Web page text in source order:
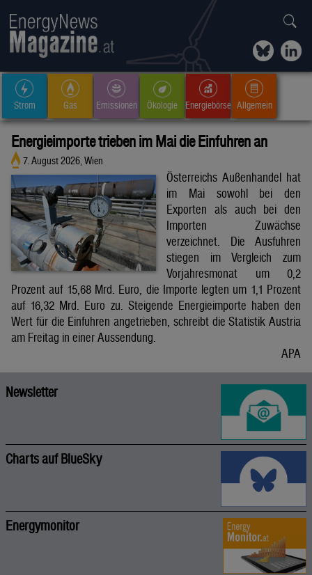
Strom Gas Emissionen Ökologie Energiebörse Allgemein
Energieimporte trieben im Mai die Einfuhren an
7. August 2026, Wien
Österreichs Außenhandel hat
im Mai sowohl bei den
Exporten als auch bei den
Importen Zuwächse
verzeichnet. Die Ausfuhren
stiegen im Vergleich zum
Vorjahresmonat um 0,2
Prozent auf 15,68 Mrd. Euro, die Importe legten um 1,1 Prozent
auf 16,32 Mrd. Euro zu. Steigende Energieimporte haben den
Wert für die Einfuhren angetrieben, schreibt die Statistik Austria
am Freitag in einer Aussendung.
APA
Newsletter
Charts auf BlueSky
Energymonitor